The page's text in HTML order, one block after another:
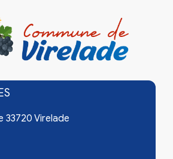
33720 Virelade